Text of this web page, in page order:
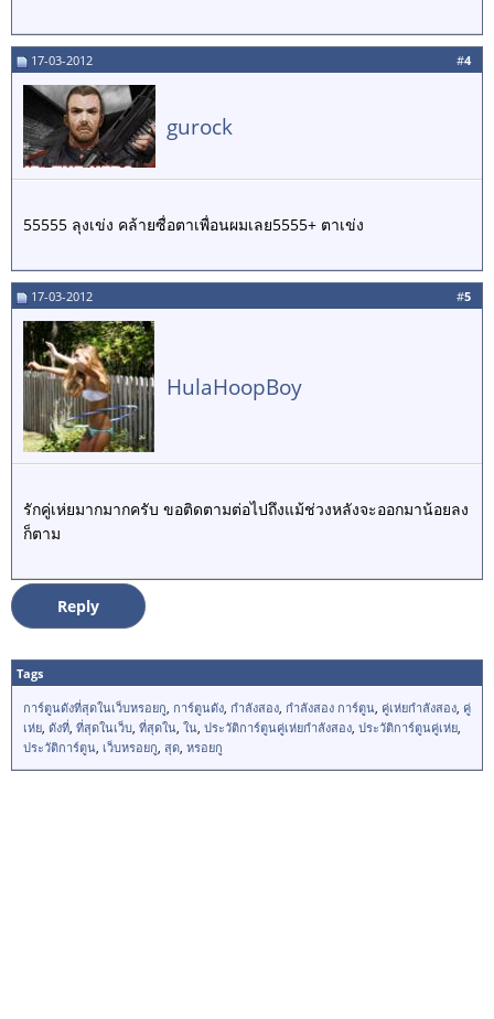
#4
17-03-2012
gurock
55555 ลุงเข่ง คล้ายซื่อตาเพื่อนผมเลย5555+ ตาเข่ง
#5
17-03-2012
HulaHoopBoy
รักคู่เห่ยมากมากครับ ขอติดตามต่อไปถึงแม้ช่วงหลังจะออกมาน้อยลง
ก็ตาม
Reply
Tags
การ์ตูนดังที่สุดในเว็บหรอยกู, การ์ตูนดัง, กำลังสอง, กำลังสอง การ์ตูน, คู่เห่ยกำลังสอง, คู่
เห่ย, ดังที่, ที่สุดในเว็บ, ที่สุดใน, ใน, ประวัติการ์ตูนคู่เห่ยกำลังสอง, ประวัติการ์ตูนคู่เห่ย,
ประวัติการ์ตูน, เว็บหรอยกู, สุด, หรอยกู